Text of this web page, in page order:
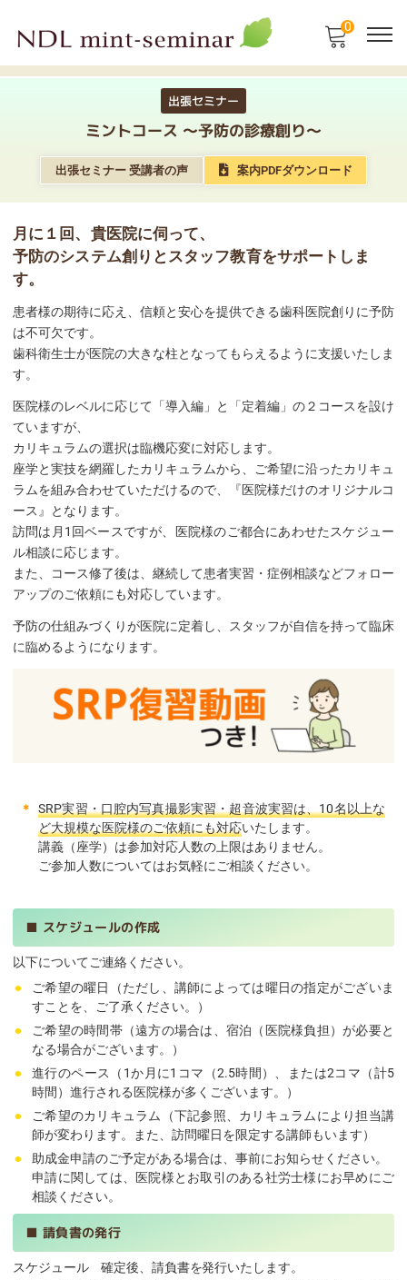
0
出張セミナー
ミントコース 〜予防の診療創り〜
出張セミナー 受講者の声 案内PDFダウンロード
月に１回、貴医院に伺って、
予防のシステム創りとスタッフ教育をサポートしま
す。
患者様の期待に応え、信頼と安心を提供できる⻭科医院創りに予防
は不可欠です。
⻭科衛生士が医院の大きな柱となってもらえるように支援いたしま
す。
医院様のレベルに応じて「導入編」と「定着編」の２コースを設け
ていますが、
カリキュラムの選択は臨機応変に対応します。
座学と実技を網羅したカリキュラムから、ご希望に沿ったカリキュ
ラムを組み合わせていただけるので、『医院様だけのオリジナルコ
ース』となります。
訪問は月1回ベースですが、医院様のご都合にあわせたスケジュー
ル相談に応じます。
また、コース修了後は、継続して患者実習・症例相談などフォロー
アップのご依頼にも対応しています。
予防の仕組みづくりが医院に定着し、スタッフが自信を持って臨床
に臨めるようになります。
＊
SRP実習・口腔内写真撮影実習・超音波実習は、10名以上な
ど大規模な医院様のご依頼にも対応いたします。
講義（座学）は参加対応人数の上限はありません。
ご参加人数についてはお気軽にご相談ください。
■ スケジュールの作成
以下についてご連絡ください。
⚫︎
ご希望の曜日（ただし、講師によっては曜日の指定がございま
すことを、ご了承ください。）
⚫︎
ご希望の時間帯（遠方の場合は、宿泊（医院様負担）が必要と
なる場合がございます。）
⚫︎
進行のペース（1か月に1コマ（2.5時間）、または2コマ（計5
時間）進行される医院様が多くございます。）
⚫︎
ご希望のカリキュラム（下記参照、カリキュラムにより担当講
師が変わります。また、訪問曜日を限定する講師もいます）
⚫︎
助成金申請のご予定がある場合は、事前にお知らせください。
申請に関しては、医院様とお取引のある社労士様にお早めにご
相談ください。
■ 請負書の発行
スケジュール 確定後、請負書を発行いたします。